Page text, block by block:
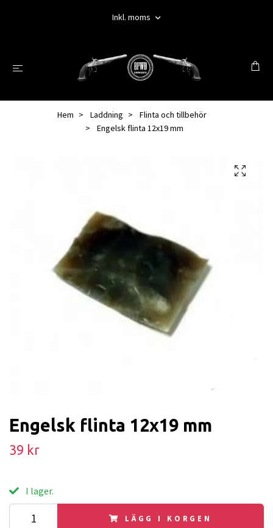
Inkl. moms
Hem Laddning
Flinta och tillbehör
Engelsk flinta 12x19 mm
Engelsk flinta 12x19 mm
39 kr
I lager.
LÄGG I KORGEN